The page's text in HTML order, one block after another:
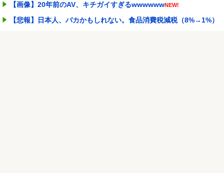
【画像】20年前のAV、キチガイすぎるwwwwwwNEW!
【悲報】日本人、バカかもしれない。食品消費税減税（8%→1%）